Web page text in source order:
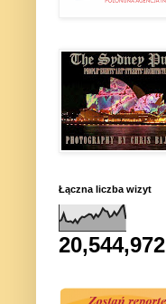
Łączna liczba wizyt
20,544,972